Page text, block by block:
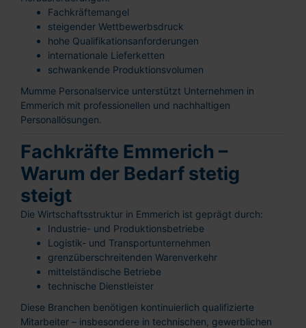
Fachkräftemangel
steigender Wettbewerbsdruck
hohe Qualifikationsanforderungen
internationale Lieferketten
schwankende Produktionsvolumen
Mumme Personalservice unterstützt Unternehmen in
Emmerich mit professionellen und nachhaltigen
Personallösungen.
Fachkräfte Emmerich –
Warum der Bedarf stetig
steigt
Die Wirtschaftsstruktur in Emmerich ist geprägt durch:
Industrie- und Produktionsbetriebe
Logistik- und Transportunternehmen
grenzüberschreitenden Warenverkehr
mittelständische Betriebe
technische Dienstleister
Diese Branchen benötigen kontinuierlich qualifizierte
Mitarbeiter – insbesondere in technischen, gewerblichen